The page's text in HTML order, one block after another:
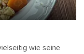
wie seine